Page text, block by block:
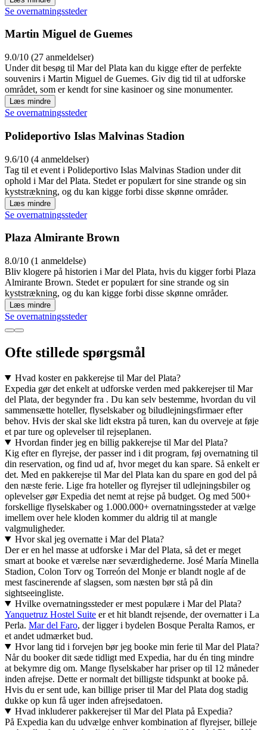
Se overnatningssteder
Martin Miguel de Guemes
9.0/10 (27 anmeldelser)
Under dit besøg til Mar del Plata kan du kigge efter de perfekte
souvenirs i Martin Miguel de Guemes. Giv dig tid til at udforske
området, som er kendt for sine kasinoer og sine monumenter.
Læs mindre
Se overnatningssteder
Polideportivo Islas Malvinas Stadion
9.6/10 (4 anmeldelser)
Tag til et event i Polideportivo Islas Malvinas Stadion under dit
ophold i Mar del Plata. Stedet er populært for sine strande og sin
kyststrækning, og du kan kigge forbi disse skønne områder.
Læs mindre
Se overnatningssteder
Plaza Almirante Brown
8.0/10 (1 anmeldelse)
Bliv klogere på historien i Mar del Plata, hvis du kigger forbi Plaza
Almirante Brown. Stedet er populært for sine strande og sin
kyststrækning, og du kan kigge forbi disse skønne områder.
Læs mindre
Se overnatningssteder
Ofte stillede spørgsmål
Hvad koster en pakkerejse til Mar del Plata?
Expedia gør det enkelt at udforske verden med pakkerejser til Mar
del Plata, der begynder fra . Du kan selv bestemme, hvordan du vil
sammensætte hoteller, flyselskaber og biludlejningsfirmaer efter
behov. Hvis der skal ske lidt ekstra på turen, kan du overveje at føje
et par ture og oplevelser til rejseplanen.
Hvordan finder jeg en billig pakkerejse til Mar del Plata?
Kig efter en flyrejse, der passer ind i dit program, føj overnatning til
din reservation, og find ud af, hvor meget du kan spare. Så enkelt er
det. Med en pakkerejse til Mar del Plata kan du spare en god del på
den næste ferie. Lige fra hoteller og flyrejser til udlejningsbiler og
oplevelser gør Expedia det nemt at rejse på budget. Og med 500+
forskellige flyselskaber og 1.000.000+ overnatningssteder at vælge
imellem over hele kloden kommer du aldrig til at mangle
valgmuligheder.
Hvor skal jeg overnatte i Mar del Plata?
Der er en hel masse at udforske i Mar del Plata, så det er meget
smart at booke et værelse nær seværdighederne. José María Minella
Stadion, Colon Torv og Torreón del Monje er blandt nogle af de
mest fascinerende af slagsen, som næsten bør stå på din
sightseeingliste.
Hvilke overnatningssteder er mest populære i Mar del Plata?
Yanquetruz Hostel Suite er et hit blandt rejsende, der overnatter i La
Perla. Mar del Faro, der ligger i bydelen Bosque Peralta Ramos, er
et andet udmærket bud.
Hvor lang tid i forvejen bør jeg booke min ferie til Mar del Plata?
Når du booker dit sæde tidligt med Expedia, har du én ting mindre
at bekymre dig om. Mange flyselskaber har priser op til 12 måneder
inden afrejse. Dette er normalt det billigste tidspunkt at booke på.
Hvis du er sent ude, kan billige priser til Mar del Plata dog stadig
dukke op kun få uger inden afrejsedatoen.
Hvad inkluderer pakkerejser til Mar del Plata på Expedia?
På Expedia kan du udvælge enhver kombination af flyrejser, billeje